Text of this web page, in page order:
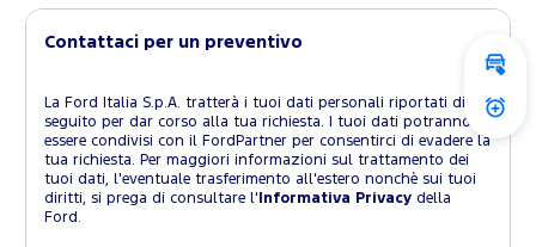
Contattaci per un preventivo
La Ford Italia S.p.A. tratterà i tuoi dati personali riportati di
seguito per dar corso alla tua richiesta. I tuoi dati potranno
essere condivisi con il FordPartner per consentirci di evadere la
tua richiesta. Per maggiori informazioni sul trattamento dei
tuoi dati, l'eventuale trasferimento all'estero nonchè sui tuoi
diritti, si prega di consultare l' Informativa Privacy della
Ford.